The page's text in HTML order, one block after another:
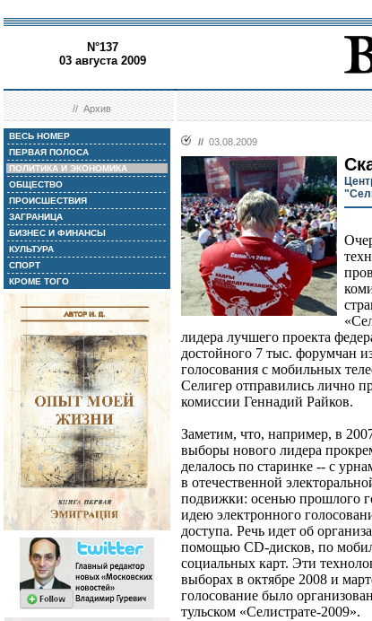
N°137
03 августа 2009
//Архив
ВЕСЬ НОМЕР
ПЕРВАЯ ПОЛОСА
ПОЛИТИКА И ЭКОНОМИКА
ОБЩЕСТВО
ПРОИСШЕСТВИЯ
ЗАГРАНИЦА
БИЗНЕС И ФИНАНСЫ
КУЛЬТУРА
СПОРТ
КРОМЕ ТОГО
// 03.08.2009
лидера лучшего проекта
достойного 7 тыс. форумчан
голосования с мобильных
Селигер отправились лично
комиссии Геннадий Райков.
Заметим, что, например, в
выборы нового лидера
делалось по старинке -- с
в отечественной
подвижки: осенью прошлого
идею электронного
доступа. Речь идет об
помощью CD-дисков, по
социальных карт. Эти
выборах в октябре 2008 и
голосование было
тульском «Селистрате-2009».